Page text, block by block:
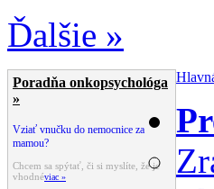
Ďalšie »
Poradňa onkopsychológa
»
Vziať vnučku do nemocnice za
mamou?
Chcem sa spýtať, či si myslíte, že je
vhodnéviac »